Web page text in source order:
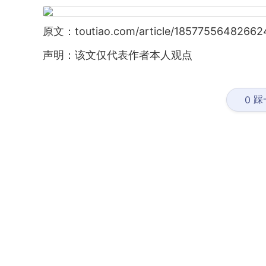
原文：toutiao.com/article/
声明：该文仅代表作者本人观点
0 踩